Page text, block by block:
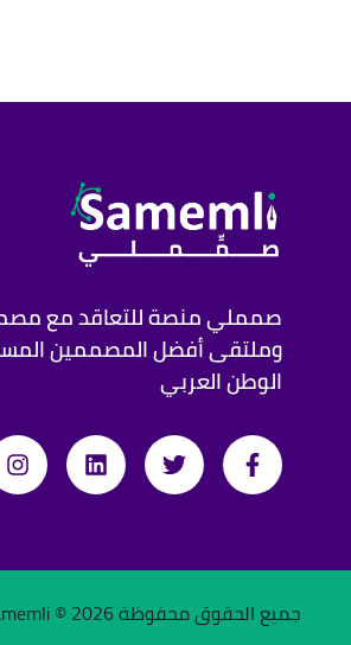
صمملي منصة للتعاقد مع
وملتقى أفضل المصممين
الوطن العربي
جميع الحقوق محفوظة samemli ©2026